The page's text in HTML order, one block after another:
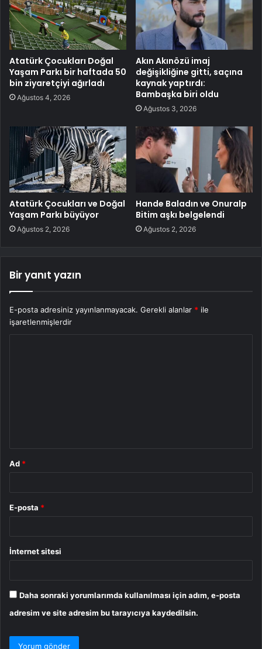
Atatürk Çocukları Doğal
Yaşam Parkı bir haftada 50
bin ziyaretçiyi ağırladı
Ağustos 4, 2026
Akın Akınözü imaj
değişikliğine gitti, saçına
kaynak yaptırdı:
Bambaşka biri oldu
Ağustos 3, 2026
Atatürk Çocukları ve Doğal
Yaşam Parkı büyüyor
Ağustos 2, 2026
Hande Baladın ve Onuralp
Bitim aşkı belgelendi
Ağustos 2, 2026
Bir yanıt yazın
E-posta adresiniz yayınlanmayacak. Gerekli alanlar * ile
işaretlenmişlerdir
Ad *
E-posta *
İnternet sitesi
Daha sonraki yorumlarımda kullanılması için adım, e-posta
adresim ve site adresim bu tarayıcıya kaydedilsin.